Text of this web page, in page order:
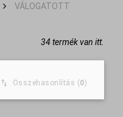
>
VÁLOGATOTT
34 termék van itt.
Összehasonlítás (0)